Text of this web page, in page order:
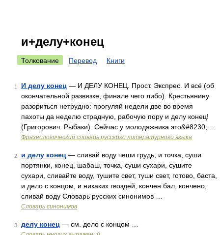
и+делу+конец
Толкование Перевод Книги
1 И делу конец — И ДЕЛУ КОНЕЦ. Прост. Экспрес. И всё (об
окончательной развязке, финале чего либо). Крестьянину
разориться нетрудно: прогуляй недели две во время
пахоты да неделю страдную, рабочую пору и делу конец!
(Григорович. Рыбаки). Сейчас у молодяжника это&#8230; …
Фразеологический словарь русского литературного языка
2 и делу конец — сливай воду чеши грудь, и точка, суши
портянки, конец, шабаш, точка, суши сухари, сушите
сухари, сливайте воду, тушите свет, туши свет, готово, баста,
и дело с концом, и никаких гвоздей, кончен бал, кончено,
сливай воду Словарь русских синонимов …
Словарь синонимов
3 делу конец — см. дело с концом …